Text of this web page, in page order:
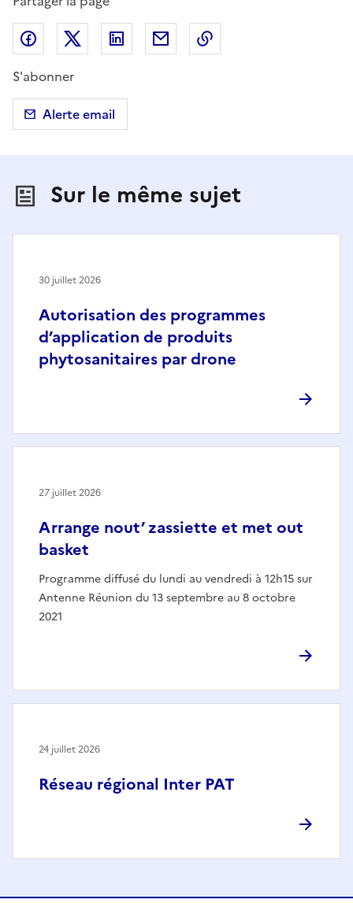
Partager sur Facebook
Partager sur X (anciennement Twitter)
Partager sur LinkedIn
Partager par email
S'abonner
Alerte email
Sur le même sujet
Autorisation des programmes
d’application de produits
phytosanitaires par drone
30 juillet 2026
Arrange nout’ zassiette et met out
basket
Programme diffusé du lundi au vendredi à 12h15 sur
Antenne Réunion du 13 septembre au 8 octobre
2021
27 juillet 2026
Réseau régional Inter PAT
24 juillet 2026